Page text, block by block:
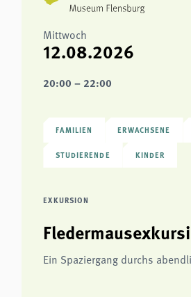
Mittwoch
12.08.2026
20:00 – 22:00
FAMILIEN ERWACHSENE
STUDIERENDE KINDER
EXKURSION
Ein Spaziergang durchs